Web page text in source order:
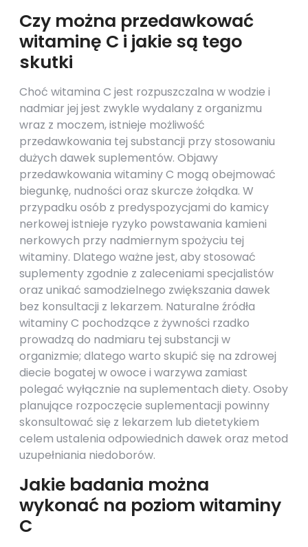
Czy można przedawkować
witaminę C i jakie są tego
skutki
Choć witamina C jest rozpuszczalna w wodzie i
nadmiar jej jest zwykle wydalany z organizmu
wraz z moczem, istnieje możliwość
przedawkowania tej substancji przy stosowaniu
dużych dawek suplementów. Objawy
przedawkowania witaminy C mogą obejmować
biegunkę, nudności oraz skurcze żołądka. W
przypadku osób z predyspozycjami do kamicy
nerkowej istnieje ryzyko powstawania kamieni
nerkowych przy nadmiernym spożyciu tej
witaminy. Dlatego ważne jest, aby stosować
suplementy zgodnie z zaleceniami specjalistów
oraz unikać samodzielnego zwiększania dawek
bez konsultacji z lekarzem. Naturalne źródła
witaminy C pochodzące z żywności rzadko
prowadzą do nadmiaru tej substancji w
organizmie; dlatego warto skupić się na zdrowej
diecie bogatej w owoce i warzywa zamiast
polegać wyłącznie na suplementach diety. Osoby
planujące rozpoczęcie suplementacji powinny
skonsultować się z lekarzem lub dietetykiem
celem ustalenia odpowiednich dawek oraz metod
uzupełniania niedoborów.
Jakie badania można
wykonać na poziom witaminy
C